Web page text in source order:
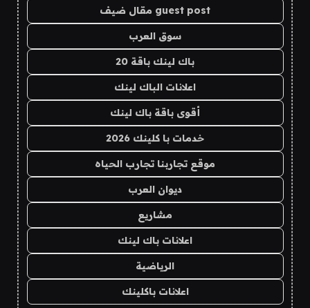
guest post مقال ضيف
سوق العرب
باك لينك باقة 20
اعلانات الباك لينك
أقوى باقة باك لينك
خدمات با كلينك 2026
موقع تجاربنا تجارب الحياه
ديوان العرب
مشاريع
اعلانات باك لينك
الرياضية
اعلانات باكلينك